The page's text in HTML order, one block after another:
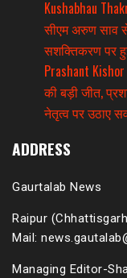
Kushabhau
सीएम अरुण साव
सशक्तिकरण पर
Prashant
की बड़ी जीत,
नेतृत्व पर उठाए
ADDRESS
Gaurtalab News
Raipur
Mail:
Managing Editor-